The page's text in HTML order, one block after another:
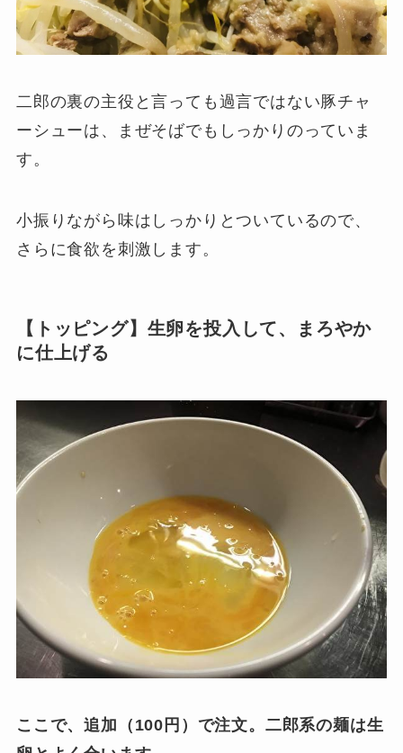
二郎の裏の主役と言っても過言ではない豚チャ
ーシューは、まぜそばでもしっかりのっていま
す。
小振りながら味はしっかりとついているので、
さらに食欲を刺激します。
【トッピング】生卵を投入して、まろやか
に仕上げる
ここで、追加（100円）で注文。二郎系の麺は生